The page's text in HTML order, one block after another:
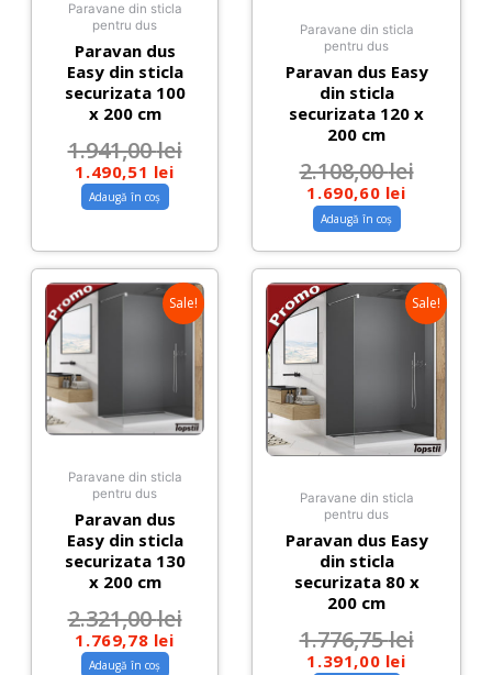
Paravane din sticla
pentru dus
Paravan dus
Easy din sticla
securizata 100
x 200 cm
1.941,00lei
1.490,51 lei
Adaugă în coș
Paravane din sticla
pentru dus
Paravan dus Easy
din sticla
securizata 120 x
200 cm
2.108,00lei
1.690,60 lei
Adaugă în coș
Sale!
Paravane din sticla
pentru dus
Paravan dus
Easy din sticla
securizata 130
x 200 cm
2.321,00lei
1.769,78 lei
Adaugă în coș
Sale!
Paravane din sticla
pentru dus
Paravan dus Easy
din sticla
securizata 80 x
200 cm
1.776,75lei
1.391,00 lei